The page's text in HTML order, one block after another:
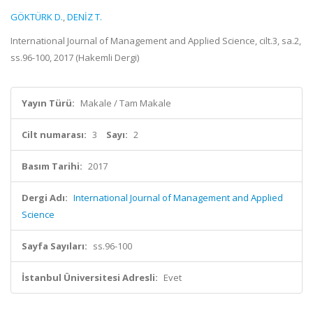
GÖKTÜRK D.,DENİZ T.
International Journal of Management and Applied Science, cilt.3, sa.2,
ss.96-100, 2017 (Hakemli Dergi)
Yayın Türü: Makale / Tam Makale
Cilt numarası: 3 Sayı: 2
Basım Tarihi: 2017
Dergi Adı: International Journal of Management and Applied
Science
Sayfa Sayıları: ss.96-100
İstanbul Üniversitesi Adresli: Evet